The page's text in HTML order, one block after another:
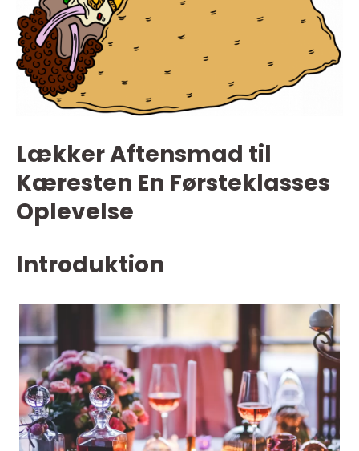
Lækker Aftensmad til
Kæresten En Førsteklasses
Oplevelse
Introduktion